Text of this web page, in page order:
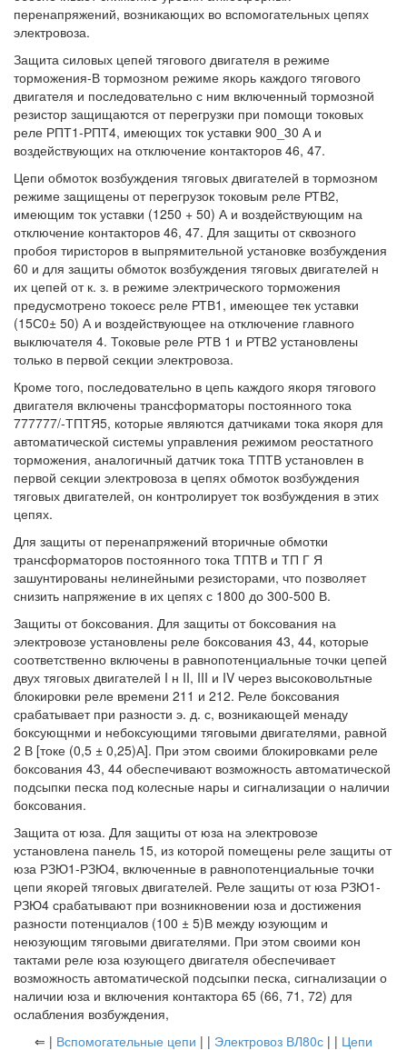
перенапряжений, возникающих во вспомогательных цепях
электровоза.
Защита силовых цепей тягового двигателя в режиме
торможения-В тормозном режиме якорь каждого тягового
двигателя и последовательно с ним включенный тормозной
резистор защищаются от перегрузки при помощи токовых
реле РПТ1-РПТ4, имеющих ток уставки 900_30 А и
воздействующих на отключение контакторов 46, 47.
Цепи обмоток возбуждения тяговых двигателей в тормозном
режиме защищены от перегрузок токовым реле РТВ2,
имеющим ток уставки (1250 + 50) А и воздействующим на
отключение контакторов 46, 47. Для защиты от сквозного
пробоя тиристоров в выпрямительной установке возбуждения
60 и для защиты обмоток возбуждения тяговых двигателей н
их цепей от к. з. в режиме электрического торможения
предусмотрено токоесє реле РТВ1, имеющее тек уставки
(15С0± 50) А и воздействующее на отключение главного
выключателя 4. Токовые реле РТВ 1 и РТВ2 установлены
только в первой секции электровоза.
Кроме того, последовательно в цепь каждого якоря тягового
двигателя включены трансформаторы постоянного тока
777777/-ТПТЯ5, которые являются датчиками тока якоря для
автоматической системы управления режимом реостатного
торможения, аналогичный датчик тока ТПТВ установлен в
первой секции электровоза в цепях обмоток возбуждения
тяговых двигателей, он контролирует ток возбуждения в этих
цепях.
Для защиты от перенапряжений вторичные обмотки
трансформаторов постоянного тока ТПТВ и ТП Г Я
зашунтированы нелинейными резисторами, что позволяет
снизить напряжение в их цепях с 1800 до 300-500 В.
Защиты от боксования. Для защиты от боксования на
электровозе установлены реле боксования 43, 44, которые
соответственно включены в равнопотенциальные точки цепей
двух тяговых двигателей I н II, III и IV через высоковольтные
блокировки реле времени 211 и 212. Реле боксования
срабатывает при разности э. д. с, возникающей менаду
боксующнми и небоксующими тяговыми двигателями, равной
2 В [токе (0,5 ± 0,25)А]. При этом своими блокировками реле
боксования 43, 44 обеспечивают возможность автоматической
подсыпки песка под колесные нары и сигнализации о наличии
боксования.
Защита от юза. Для защиты от юза на электровозе
установлена панель 15, из которой помещены реле защиты от
юза РЗЮ1-РЗЮ4, включенные в равнопотенциальные точки
цепи якорей тяговых двигателей. Реле защиты от юза РЗЮ1-
РЗЮ4 срабатывают при возникновении юза и достижения
разности потенциалов (100 ± 5)В между юзующим и
неюзующим тяговыми двигателями. При этом своими кон
тактами реле юза юзующего двигателя обеспечивает
возможность автоматической подсыпки песка, сигнализации о
наличии юза и включения контактора 65 (66, 71, 72) для
ослабления возбуждения,
⇐ | Вспомогательные цепи | | Электровоз ВЛ80с | | Цепи